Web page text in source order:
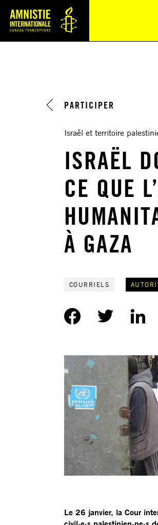
PARTICIPER
Israël et territoire
ISRAËL
CE QUE
À GAZA
COURRIELS
Le 26 janvier, la Cour